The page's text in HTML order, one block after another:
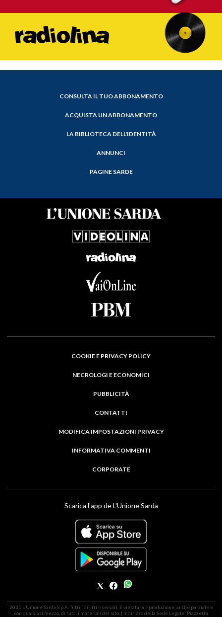
CONSULTA IL TUO ABBONAMENTO
ACQUISTA UN ABBONAMENTO
LA BIBLIOTECA DELL'IDENTITÀ
ANNUNCI
PAGINE SARDE
COOKIE E PRIVACY POLICY
NECROLOGI E ECONOMICI
PUBBLICITÀ
CONTATTI
MODIFICA IMPOSTAZIONI PRIVACY
INFORMATIVA COMMENTI
CORPORATE
Scarica l'app de L'Unione Sarda
2021 L'Unione Sarda S.p.A. Tutti i diritti riservati. É vietata la riproduzione, anche parziale e
con qualsiasi mezzo, di tutti i materiali del sito. | Indirizzo della Sede Legale: Piazzetta